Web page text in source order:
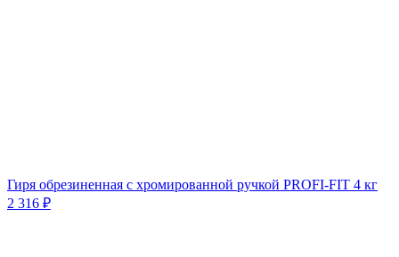
Гиря обрезиненная с хромированной ручкой PROFI-FIT 4 кг
2 316 ₽